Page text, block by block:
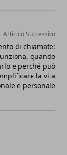
Articolo Successivo
di chiamate:
quando
e perché può
la vita
e personale